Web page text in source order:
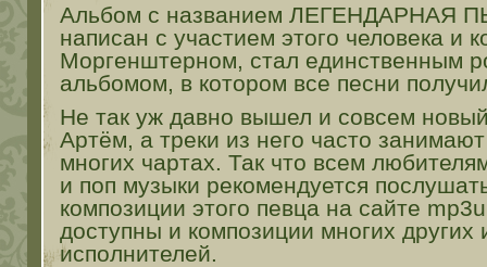
Альбом с названием ЛЕГЕНДАРНАЯ
написан с участием этого человека и
Моргенштерном, стал единственным
альбомом, в котором все песни
Не так уж давно вышел и совсем
Артём, а треки из него часто
многих чартах. Так что всем
и поп музыки рекомендуется
композиции этого певца на сайте
доступны и композиции многих других
исполнителей.